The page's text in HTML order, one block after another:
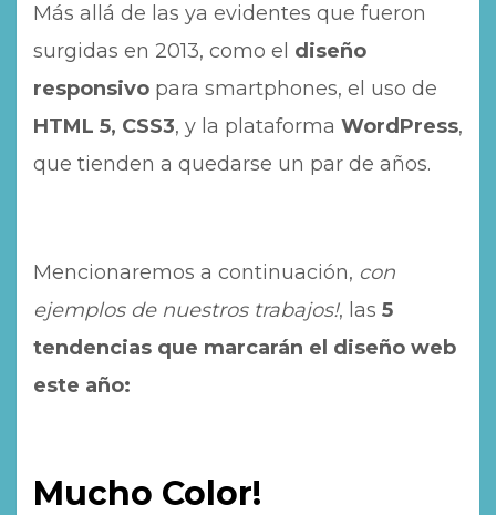
Más allá de las ya evidentes que fueron
surgidas en 2013, como el diseño
responsivo para smartphones, el uso de
HTML 5, CSS3, y la plataforma WordPress,
que tienden a quedarse un par de años.
Mencionaremos a continuación, con
ejemplos de nuestros trabajos!, las 5
tendencias que marcarán el diseño web
este año:
Mucho Color!